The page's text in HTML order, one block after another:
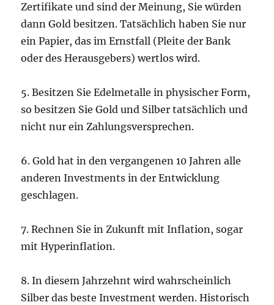
Zertifikate und sind der Meinung, Sie würden
dann Gold besitzen. Tatsächlich haben Sie nur
ein Papier, das im Ernstfall (Pleite der Bank
oder des Herausgebers) wertlos wird.
5. Besitzen Sie Edelmetalle in physischer Form,
so besitzen Sie Gold und Silber tatsächlich und
nicht nur ein Zahlungsversprechen.
6. Gold hat in den vergangenen 10 Jahren alle
anderen Investments in der Entwicklung
geschlagen.
7. Rechnen Sie in Zukunft mit Inflation, sogar
mit Hyperinflation.
8. In diesem Jahrzehnt wird wahrscheinlich
Silber das beste Investment werden. Historisch